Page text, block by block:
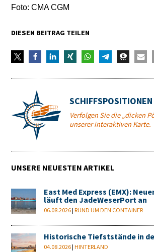
Foto: CMA CGM
DIESEN BEITRAG TEILEN
SCHIFFSPOSITIONEN
Verfolgen Sie die „dicken
unserer interaktiven Karte.
UNSERE NEUESTEN ARTIKEL
East Med Express (EMX):
läuft den JadeWeserPort an
06.08.2026 |RUND UM DEN CONTAINER
Historische Tiefststände in
04.08.2026 |HINTERLAND